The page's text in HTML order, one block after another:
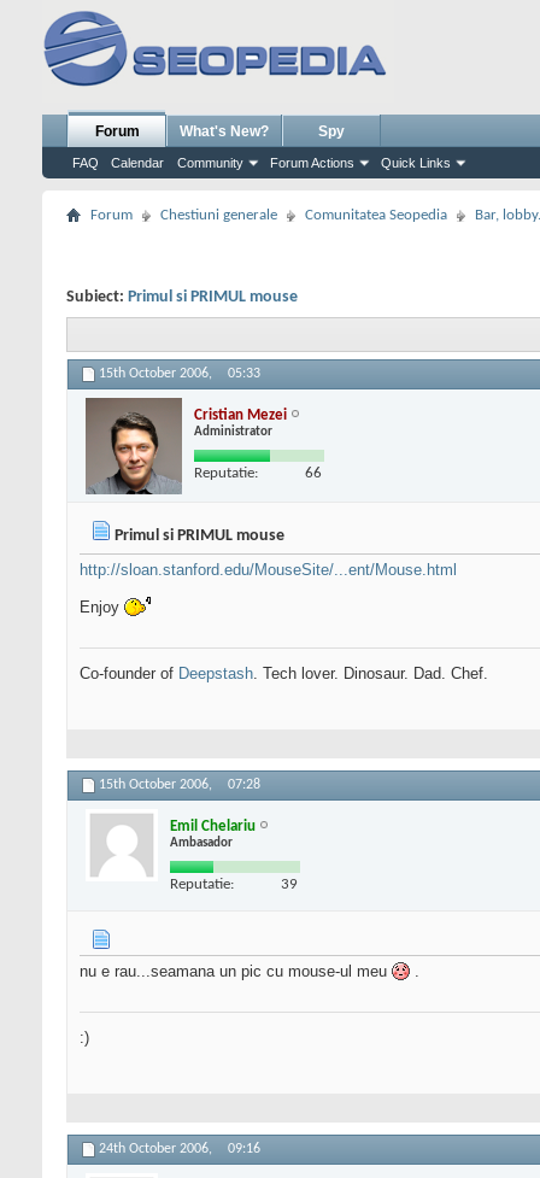
Forum
FAQ Calendar Community Forum Actions Quick Links
What's New? Spy
Forum Chestiuni generale Comunitatea Seopedia Bar,
Subiect: Primul si PRIMUL mouse
15th October 2006, 05:33
Cristian Mezei
Administrator
Reputatie: 66
Primul si PRIMUL mouse
http://sloan.stanford.edu/MouseSite/...ent/Mouse.html
Enjoy
Co-founder of Deepstash. Tech lover. Dinosaur. Dad. Chef.
15th October 2006, 07:28
Emil Chelariu
Ambasador
Reputatie: 39
nu e rau...seamana un pic cu mouse-ul meu .
:)
24th October 2006, 09:16